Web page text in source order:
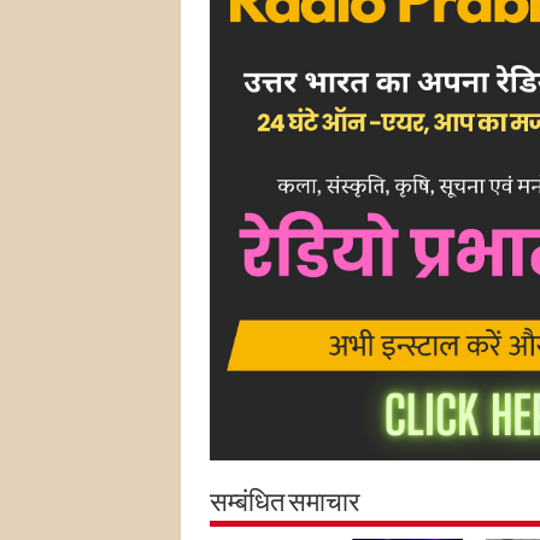
सम्बंधित समाचार